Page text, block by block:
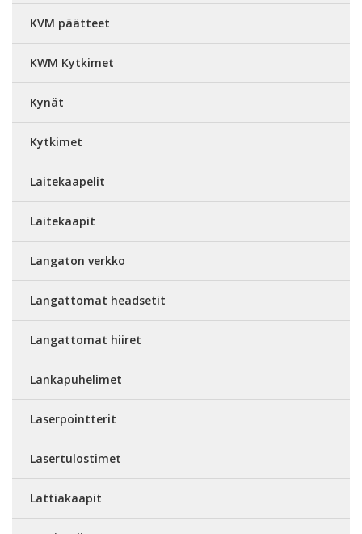
KVM päätteet
KWM Kytkimet
Kynät
Kytkimet
Laitekaapelit
Laitekaapit
Langaton verkko
Langattomat headsetit
Langattomat hiiret
Lankapuhelimet
Laserpointterit
Lasertulostimet
Lattiakaapit